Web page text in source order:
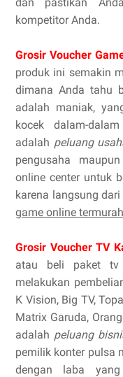
kompetitor Anda.
Grosir Voucher
produk ini semakin
dimana Anda tahu
adalah maniak,
kocek dalam-
adalah peluang
pengusaha
online center untuk
karena langsung
game online termurah
Grosir Voucher TV
atau beli paket tv
melakukan
K Vision, Big TV,
Matrix Garuda,
adalah peluang
pemilik konter pulsa
dengan laba